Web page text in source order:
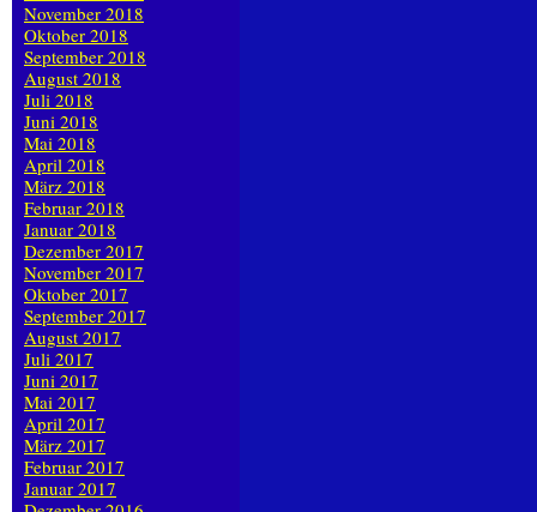
November 2018
Oktober 2018
September 2018
August 2018
Juli 2018
Juni 2018
Mai 2018
April 2018
März 2018
Februar 2018
Januar 2018
Dezember 2017
November 2017
Oktober 2017
September 2017
August 2017
Juli 2017
Juni 2017
Mai 2017
April 2017
März 2017
Februar 2017
Januar 2017